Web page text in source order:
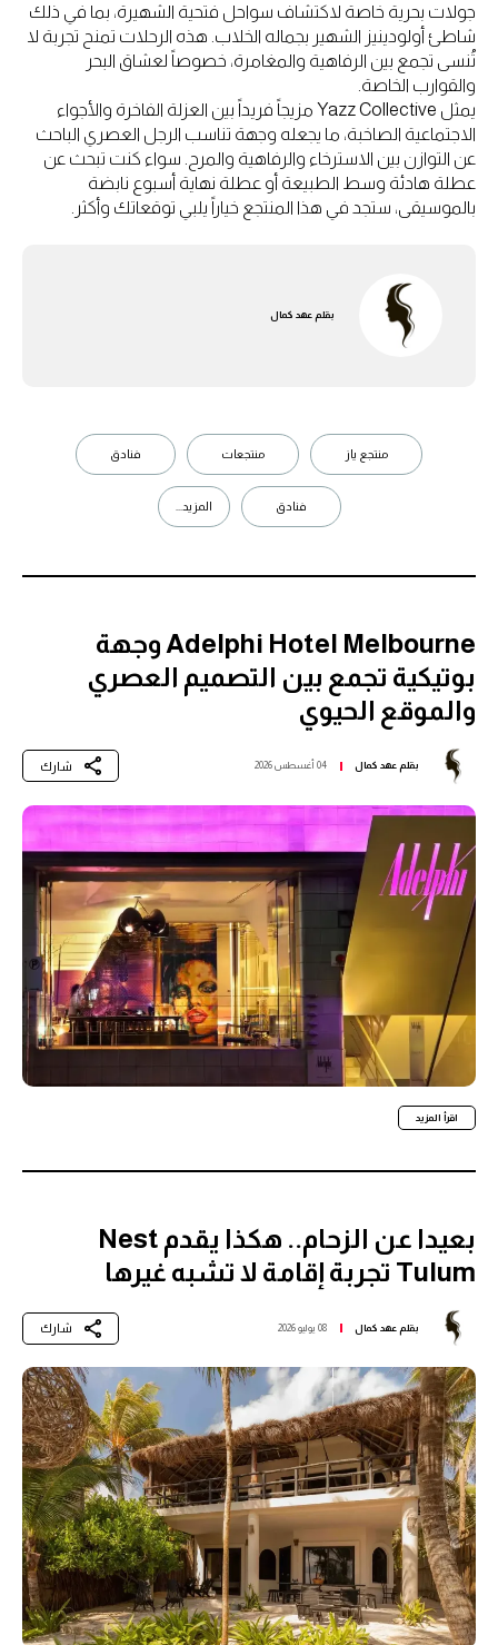
جولات بحرية خاصة لاكتشاف سواحل فتحية الشهيرة، بما في ذلك
شاطئ أولودينيز الشهير بجماله الخلاب. هذه الرحلات تمنح تجربة لا
تُنسى تجمع بين الرفاهية والمغامرة، خصوصاً لعشاق البحر
والقوارب الخاصة.
يمثل Yazz Collective مزيجاً فريداً بين العزلة الفاخرة والأجواء
الاجتماعية الصاخبة، ما يجعله وجهة تناسب الرجل العصري الباحث
عن التوازن بين الاسترخاء والرفاهية والمرح. سواء كنت تبحث عن
عطلة هادئة وسط الطبيعة أو عطلة نهاية أسبوع نابضة
بالموسيقى، ستجد في هذا المنتجع خياراً يلبي توقعاتك وأكثر.
بقلمعهد كمال
منتجع ياز منتجعات فنادق
فنادق المزيد...
Adelphi Hotel Melbourne وجهة
بوتيكية تجمع بين التصميم العصري
والموقع الحيوي
بقلمعهد كمال 04 أغسطس 2026 شارك
اقرأ المزيد
بعيدا عن الزحام.. هكذا يقدم Nest
Tulum تجربة إقامة لا تشبه غيرها
بقلم عهد كمال 08 يوليو 2026 شارك